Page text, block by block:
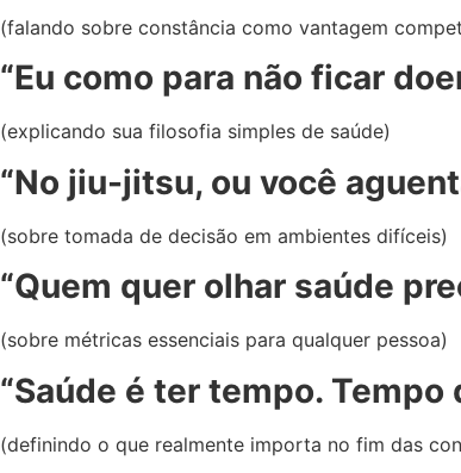
(falando sobre constância como vantagem
“Eu como para não ficar
(explicando sua filosofia simples de saúde)
“No jiu-jitsu, ou você
(sobre tomada de decisão em ambientes difíceis)
“Quem quer olhar saúde
(sobre métricas essenciais para qualquer pessoa)
“Saúde é ter tempo. Tempo
(definindo o que realmente importa no fim das